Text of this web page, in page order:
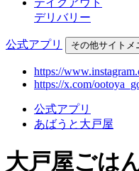
テイクアウト
デリバリー
公式アプリ その他サイトメ
https://
https://x.com/
公式アプリ
あばうと大戸屋
大戸屋ごは